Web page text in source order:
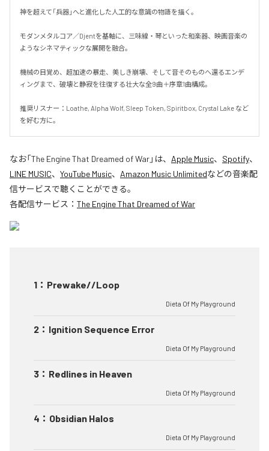
神を超えて「兵器」へと進化した人工的な意識の物語を描く。
モダンメタルコア／Djentを基軸に、三味線・琴といった和楽器、映画音楽の
ようなシネマティックな展開を融合。
機械の目覚め、超加速の暴走、美しき崩壊、そして音そのものへ還るエンデ
ィングまで、破壊と静寂を往復する壮大な全9曲＋序章1曲構成。
推奨リスナー：Loathe, Alpha Wolf, Sleep Token, Spiritbox, Crystal Lake など
を好む方に。
なお「The Engine That Dreamed of War」は、 Apple Music、 Spotify、
LINE MUSIC、 YouTube Music、 Amazon Music Unlimitedなどの音楽配
信サービスで聴くことができる。
各配信サービス： The Engine That Dreamed of War
1 ： Prewake//Loop
Dieta Of My Playground
2 ： Ignition Sequence Error
Dieta Of My Playground
3 ： Redlines in Heaven
Dieta Of My Playground
4 ： Obsidian Halos
Dieta Of My Playground